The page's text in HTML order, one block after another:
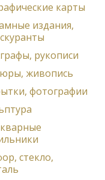
карты
издания,
рукописи
живопись
фотографии
стекло,